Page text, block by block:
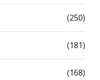
(250)
(181)
(168)